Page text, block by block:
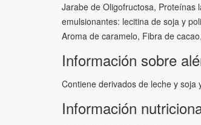
Jarabe de Oligofructosa, Proteínas
emulsionantes: lecitina de soja y
Aroma de caramelo, Fibra de
Información sobre
Contiene derivados de leche y
Información